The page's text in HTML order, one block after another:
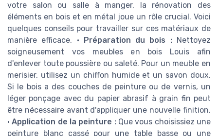
votre salon ou salle à manger, la rénovation des
éléments en bois et en métal joue un rôle crucial. Voici
quelques conseils pour travailler sur ces matériaux de
manière efficace. • Préparation du bois :Nettoyez
soigneusement vos meubles en bois Louis afin
d'enlever toute poussière ou saleté. Pour un meuble en
merisier, utilisez un chiffon humide et un savon doux.
Si le bois a des couches de peinture ou de vernis, un
léger ponçage avec du papier abrasif à grain fin peut
être nécessaire avant d'appliquer une nouvelle finition.
•Application de la peinture : Que vous choisissiez une
peinture blanc cassé pour une table basse ou une